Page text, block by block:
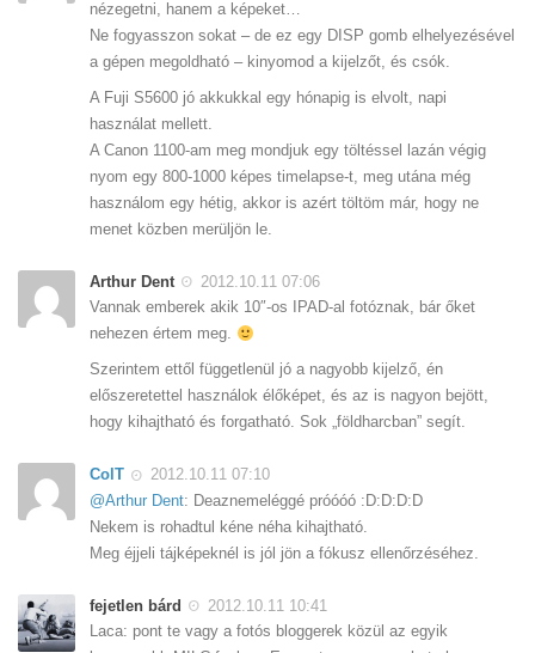
nézegetni, hanem a képeket…
Ne fogyasszon sokat – de ez egy DISP gomb elhelyezésével
a gépen megoldható – kinyomod a kijelzőt, és csók.
A Fuji S5600 jó akkukkal egy hónapig is elvolt, napi
használat mellett.
A Canon 1100-am meg mondjuk egy töltéssel lazán végig
nyom egy 800-1000 képes timelapse-t, meg utána még
használom egy hétig, akkor is azért töltöm már, hogy ne
menet közben merüljön le.
Arthur Dent
2012.10.11 07:06
Vannak emberek akik 10″-os IPAD-al fotóznak, bár őket
nehezen értem meg.
Szerintem ettől függetlenül jó a nagyobb kijelző, én
előszeretettel használok élőképet, és az is nagyon bejött,
hogy kihajtható és forgatható. Sok „földharcban” segít.
ColT
2012.10.11 07:10
@Arthur Dent: Deaznemeléggé próóóó :D:D:D:D
Nekem is rohadtul kéne néha kihajtható.
Meg éjjeli tájképeknél is jól jön a fókusz ellenőrzéséhez.
fejetlen bárd
2012.10.11 10:41
Laca: pont te vagy a fotós bloggerek közül az egyik